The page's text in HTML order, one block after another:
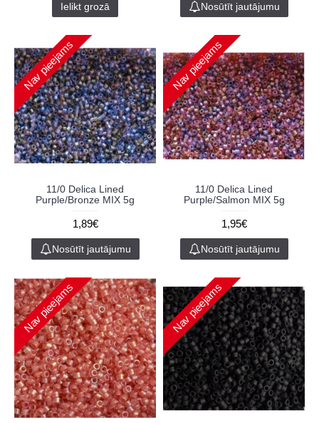
Ielikt grozā Nosūtīt jautājumu
Nav pieejams
11/0 Delica Lined
Purple/Bronze MIX 5g
1,89€
Nosūtīt jautājumu
Nav pieejams
11/0 Delica Lined
Purple/Salmon MIX 5g
1,95€
Nosūtīt jautājumu
Nav pieejams Nav pieejams